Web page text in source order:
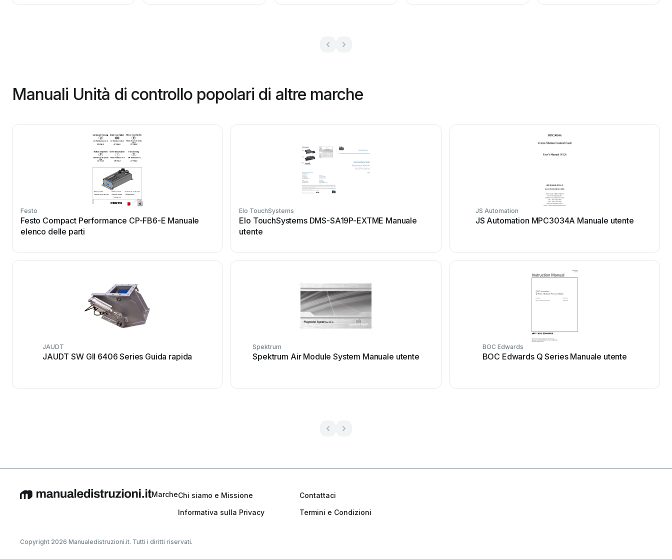
Manuali Unità di controllo popolari di altre marche
Festo
Festo Compact Performance CP-FB6-E Manuale
elenco delle parti
Elo TouchSystems
Elo TouchSystems DMS-SA19P-EXTME Manuale
utente
JS Automation
JS Automation MPC3034A Manuale utente
JAUDT
JAUDT SW GII 6406 Series Guida rapida
Spektrum
Spektrum Air Module System Manuale utente
BOC Edwards
BOC Edwards Q Series Manuale utente
MarcheChi siamo e Missione
Contattaci
Informativa sulla Privacy
Termini e Condizioni
Copyright 2026 Manualedistruzioni.it. Tutti i diritti riservati.